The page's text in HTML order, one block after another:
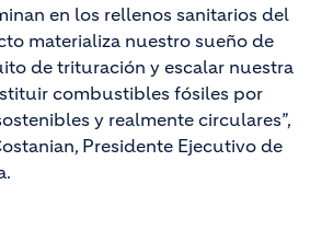
en los rellenos sanitarios del
materializa nuestro sueño de
de trituración y escalar nuestra
combustibles fósiles por
y realmente circulares”,
Presidente Ejecutivo de